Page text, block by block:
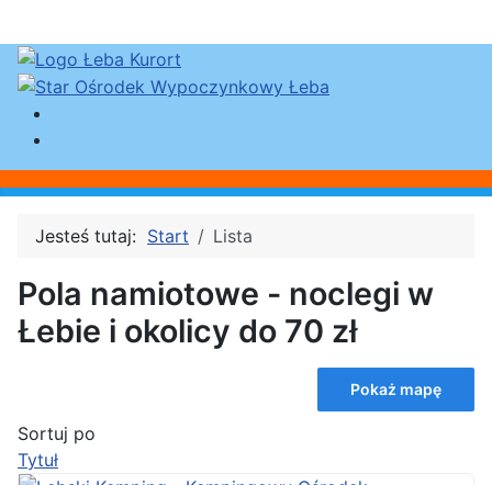
Jesteś tutaj: Start Lista
Pola namiotowe - noclegi w
Łebie i okolicy do 70 zł
Pokaż mapę
Sortuj po
Tytuł